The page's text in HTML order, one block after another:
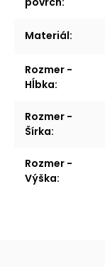
Materiál:
Rozmer -
Hĺbka:
Rozmer -
Šírka:
Rozmer -
Výška: